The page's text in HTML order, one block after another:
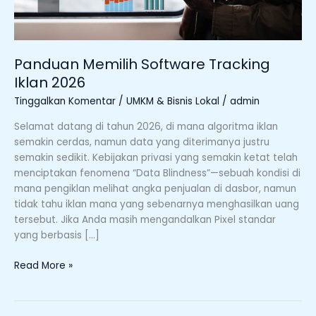
Panduan Memilih Software Tracking
Iklan 2026
Tinggalkan Komentar / UMKM & Bisnis Lokal / admin
Selamat datang di tahun 2026, di mana algoritma iklan
semakin cerdas, namun data yang diterimanya justru
semakin sedikit. Kebijakan privasi yang semakin ketat telah
menciptakan fenomena “Data Blindness”—sebuah kondisi di
mana pengiklan melihat angka penjualan di dasbor, namun
tidak tahu iklan mana yang sebenarnya menghasilkan uang
tersebut. Jika Anda masih mengandalkan Pixel standar
yang berbasis […]
Read More »